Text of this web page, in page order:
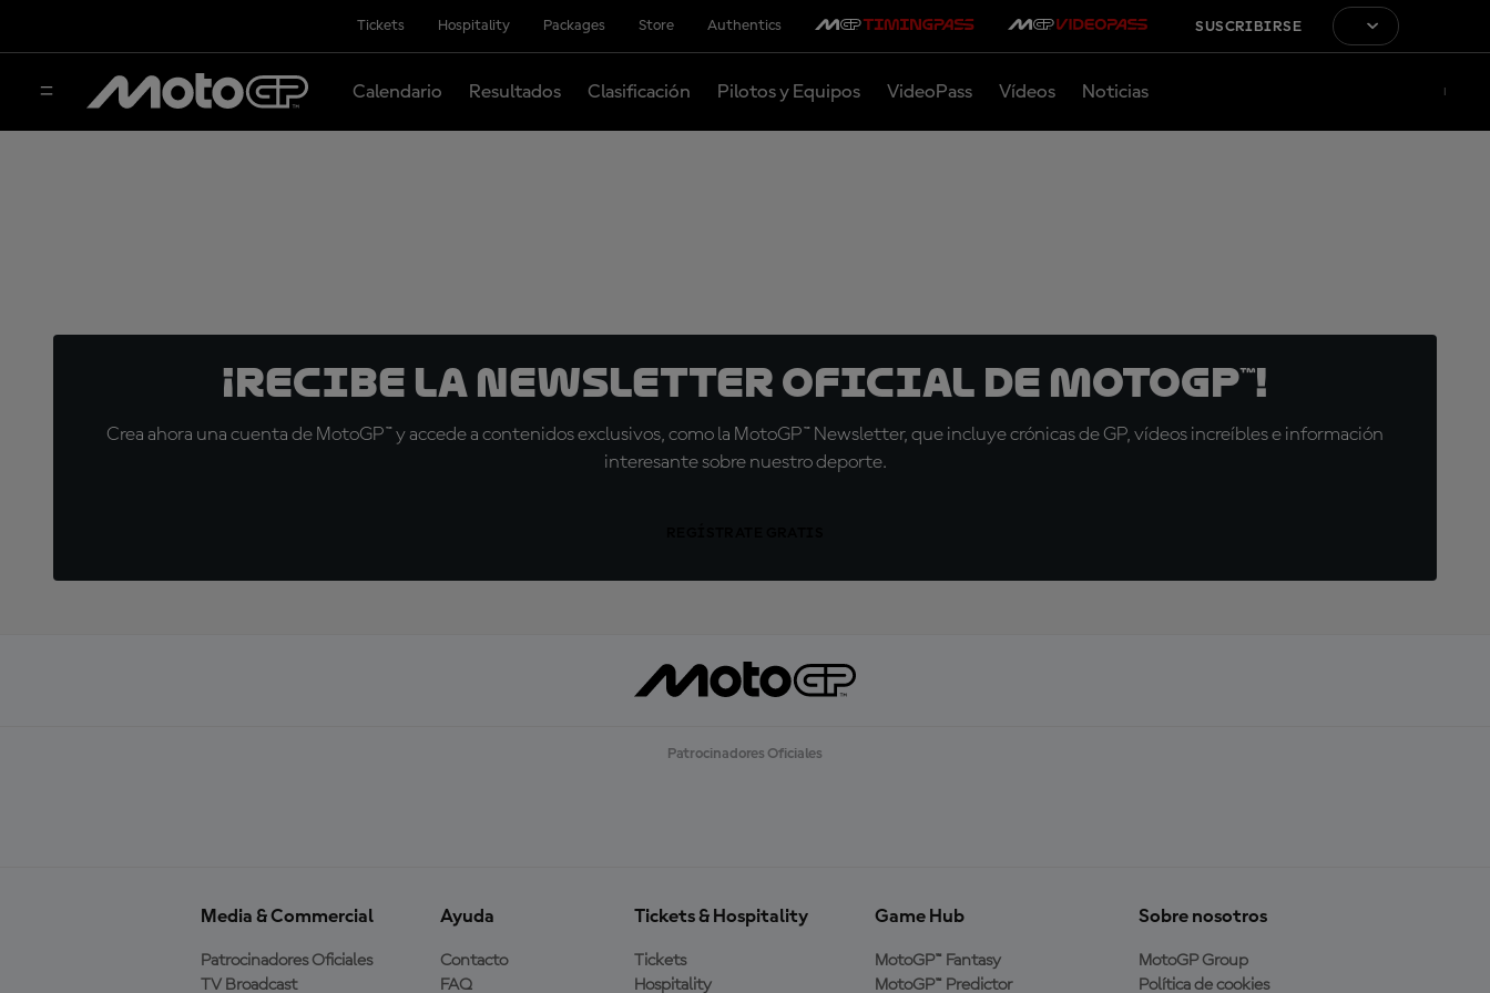
Tickets Hospitality Packages Store Authentics SUSCRIBIRSE
Calendario Resultados Clasificación Pilotos y Equipos VideoPass Vídeos Noticias
¡Recibe la Newsletter oficial de MotoGP™!
Crea ahora una cuenta de MotoGP™ y accede a contenidos exclusivos, como la MotoGP™ Newsletter, que incluye crónicas de GP, vídeos increíbles e información
interesante sobre nuestro deporte.
Patrocinadores Oficiales
Media & Commercial
Patrocinadores Oficiales
TV Broadcast
Ayuda
Contacto
FAQ
Tickets & Hospitality
Tickets
Hospitality
Game Hub
MotoGP™ Fantasy
MotoGP™ Predictor
Sobre nosotros
MotoGP Group
Política de cookies